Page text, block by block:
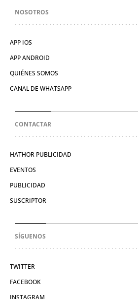
NOSOTROS
APP IOS
APP ANDROID
QUIÉNES SOMOS
CANAL DE WHATSAPP
CONTACTAR
HATHOR PUBLICIDAD
EVENTOS
PUBLICIDAD
SUSCRIPTOR
SÍGUENOS
TWITTER
FACEBOOK